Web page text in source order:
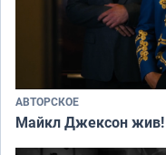
АВТОРСКОЕ
Майкл Джексон жив!